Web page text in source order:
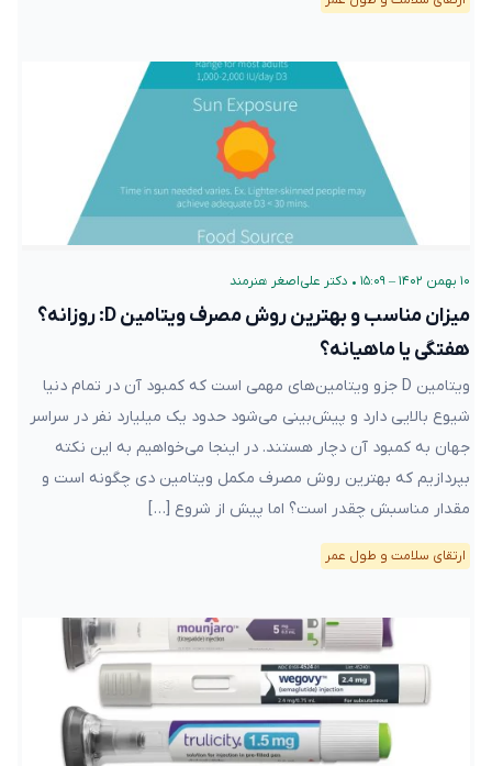
۱۰ بهمن ۱۴۰۲ – ۱۵:۰۹ • دکتر علی‌اصغر هنرمند
میزان مناسب و بهترین روش مصرف ویتامین D: روزانه؟
هفتگی یا ماهیانه؟
ویتامین D جزو ویتامین‌های مهمی است که کمبود آن در تمام دنیا
شیوع بالایی دارد و پیش‌بینی می‌شود حدود یک میلیارد نفر در سراسر
جهان به کمبود آن دچار هستند. در اینجا می‌خواهیم به این نکته
بپردازیم که بهترین روش مصرف مکمل ویتامین دی چگونه است و
مقدار مناسبش چقدر است؟ اما پیش از شروع […]
ارتقای سلامت و طول عمر